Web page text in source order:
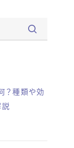
？種類や効
説